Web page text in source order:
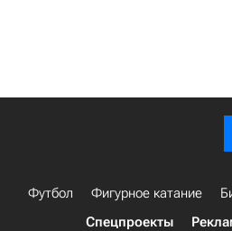
Футбол Фигурное катание
Спецпроекты